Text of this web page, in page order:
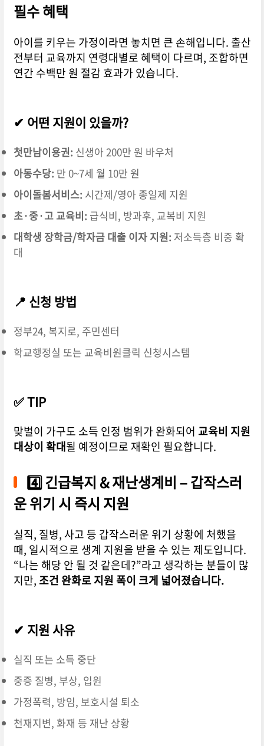
필수 혜택
아이를 키우는 가정이라면 놓치면 큰 손해입니다. 출산
전부터 교육까지 연령대별로 혜택이 다르며, 조합하면
연간 수백만 원 절감 효과가 있습니다.
✔ 어떤 지원이 있을까?
첫만남이용권: 신생아 200만 원 바우처
아동수당: 만 0~7세 월 10만 원
아이돌봄서비스: 시간제/영아 종일제 지원
초·중·고 교육비: 급식비, 방과후, 교복비 지원
대학생 장학금/학자금 대출 이자 지원: 저소득층 비중 확
대
📍 신청 방법
정부24, 복지로, 주민센터
학교행정실 또는 교육비원클릭 신청시스템
✅ TIP
맞벌이 가구도 소득 인정 범위가 완화되어 교육비 지원
대상이 확대될 예정이므로 재확인 필요합니다.
4️⃣ 긴급복지 & 재난생계비 – 갑작스러
운 위기 시 즉시 지원
실직, 질병, 사고 등 갑작스러운 위기 상황에 처했을
때, 일시적으로 생계 지원을 받을 수 있는 제도입니다.
“나는 해당 안 될 것 같은데?”라고 생각하는 분들이 많
지만, 조건 완화로 지원 폭이 크게 넓어졌습니다.
✔ 지원 사유
실직 또는 소득 중단
중증 질병, 부상, 입원
가정폭력, 방임, 보호시설 퇴소
천재지변, 화재 등 재난 상황